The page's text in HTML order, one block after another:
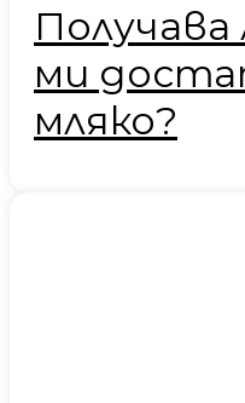
ми
мляко?